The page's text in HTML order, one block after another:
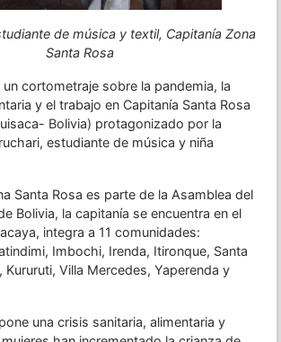
de música y textil, Capitanía Zona
Santa Rosa
un cortometraje sobre la pandemia, la
y el trabajo en Capitanía Santa Rosa
Bolivia) protagonizado por la
estudiante de música y niña
Santa Rosa es parte de la Asamblea del
Bolivia, la capitanía se encuentra en el
integra a 11 comunidades:
Imbochi, Irenda, Itironque, Santa
Kururuti, Villa Mercedes, Yaperenda y
una crisis sanitaria, alimentaria y